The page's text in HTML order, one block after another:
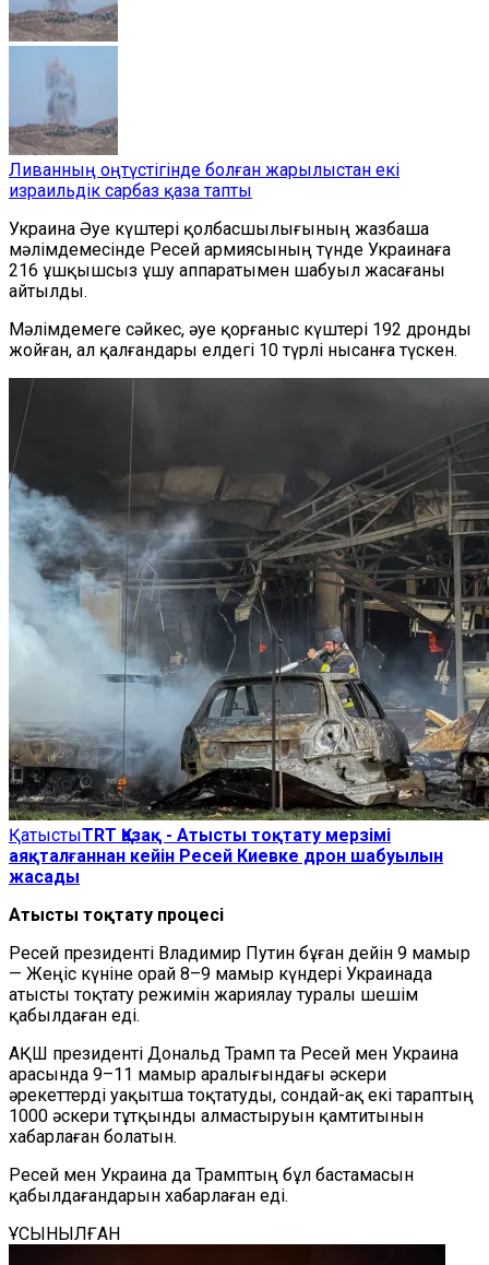
Ливанның оңтүстігінде болған жарылыстан екі
израильдік сарбаз қаза тапты
Украина Әуе күштері қолбасшылығының жазбаша
мәлімдемесінде Ресей армиясының түнде Украинаға
216 ұшқышсыз ұшу аппаратымен шабуыл жасағаны
айтылды.
Мәлімдемеге сәйкес, әуе қорғаныс күштері 192 дронды
жойған, ал қалғандары елдегі 10 түрлі нысанға түскен.
ҚатыстыTRT Қазақ - Атысты тоқтату мерзімі
аяқталғаннан кейін Ресей Киевке дрон шабуылын
жасады
Атысты тоқтату процесі
Ресей президенті Владимир Путин бұған дейін 9 мамыр
— Жеңіс күніне орай 8–9 мамыр күндері Украинада
атысты тоқтату режимін жариялау туралы шешім
қабылдаған еді.
АҚШ президенті Дональд Трамп та Ресей мен Украина
арасында 9–11 мамыр аралығындағы әскери
әрекеттерді уақытша тоқтатуды, сондай-ақ екі тараптың
1000 әскери тұтқынды алмастыруын қамтитынын
хабарлаған болатын.
Ресей мен Украина да Трамптың бұл бастамасын
қабылдағандарын хабарлаған еді.
ҰСЫНЫЛҒАН